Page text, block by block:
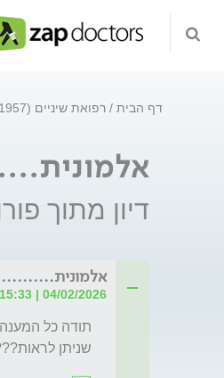
דף הבית רפואת שיניים (1957)
דיון מתוך
04/02/2026 | 15:33 | מאת: אלמונית
שניתן